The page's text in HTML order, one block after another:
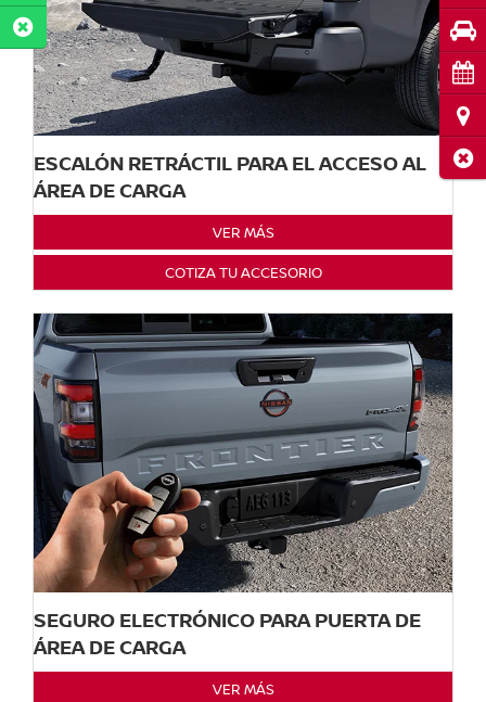
ESCALÓN RETRÁCTIL PARA EL ACCESO AL
ÁREA DE CARGA
VER MÁS
COTIZA TU ACCESORIO
SEGURO ELECTRÓNICO PARA PUERTA DE
ÁREA DE CARGA
VER MÁS